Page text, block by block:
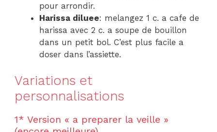
pour arrondir.
Harissa diluee: melangez 1 c. a cafe de
harissa avec 2 c. a soupe de bouillon
dans un petit bol. C’est plus facile a
doser dans l’assiette.
Variations et
personnalisations
1* Version « a preparer la veille »